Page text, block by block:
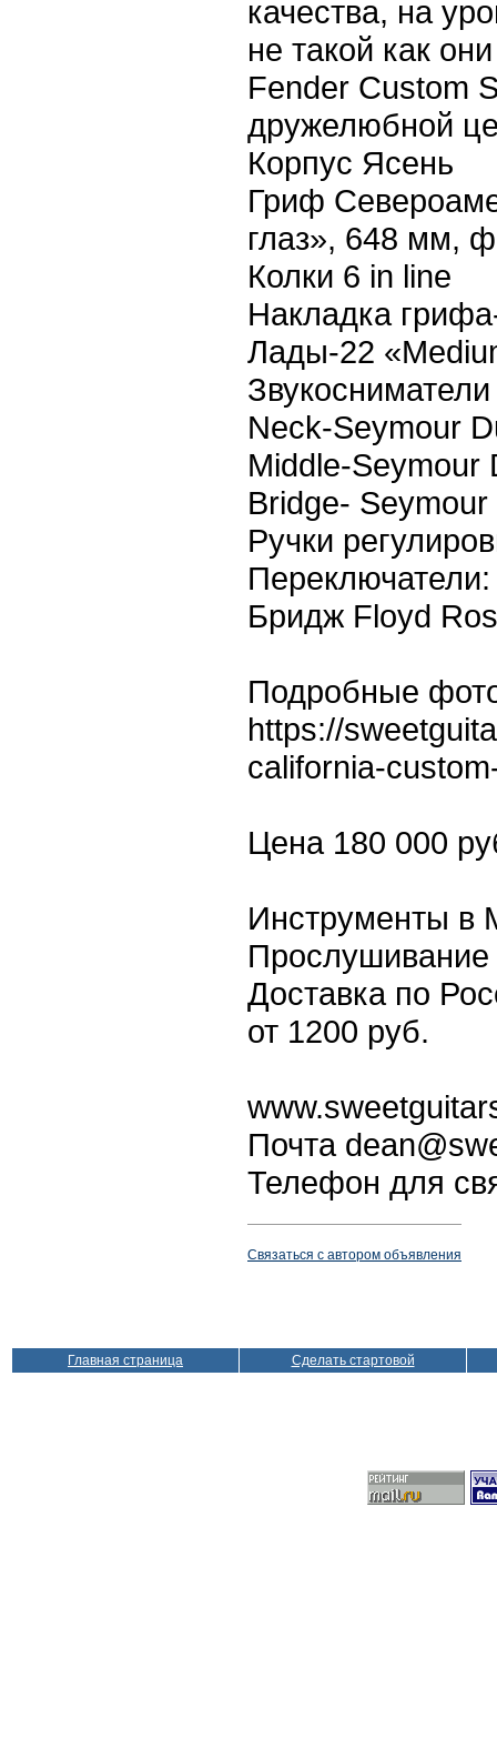
качества, на
не такой как
Fender Custom
дружелюбной
Корпус Ясень
Гриф
глаз», 648 мм,
Колки 6 in line
Накладка
Лады-22
Звукосниматели
Neck-Seymour
Middle-Seymour
Bridge-
Ручки
Бридж Floyd
Подробные
https://
california-
Цена 180 000
Инструменты в
Прослушивание
Доставка по
от 1200 руб.
Почта
Телефон для
Связаться с автором объявления
Главная страница Сделать стартовой